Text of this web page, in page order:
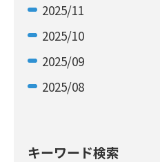
2025/11
2025/10
2025/09
2025/08
キーワード検索